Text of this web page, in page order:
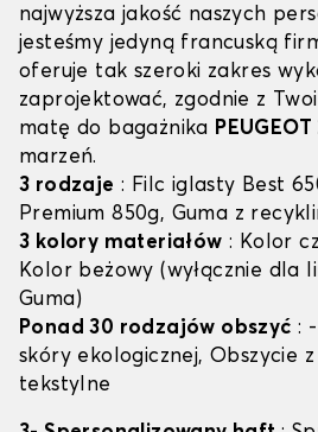
najwyższa jakość naszych
jesteśmy jedyną francuską
oferuje tak szeroki zakres
zaprojektować, zgodnie z
matę do bagażnika
marzeń.
3 rodzaje : Filc iglasty Best
Premium 850g, Guma z
3 kolory materiałów : Kolor
Kolor beżowy (wyłącznie dla
Guma)
Ponad 30 rodzajów obszyć :
skóry ekologicznej, Obszycie
tekstylne